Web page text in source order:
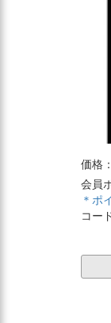
価格：
会員
＊ポ
コー